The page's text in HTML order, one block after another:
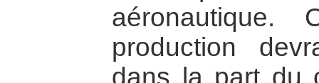
production
dans la part du